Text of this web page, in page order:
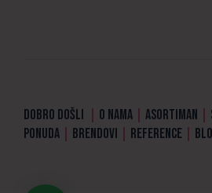
DOBRO DOŠLI O NAMA ASORTIMAN
PONUDA
BRENDOVI REFERENCE